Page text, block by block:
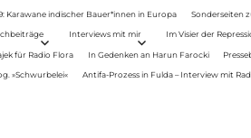
Karawane indischer Bauer*innen in Europa Sonderseiten
Interviews mit mir Im Visier der
für Radio Flora In Gedenken an Harun Farocki
»Schwurbelei« Antifa-Prozess in Fulda – Interview mit